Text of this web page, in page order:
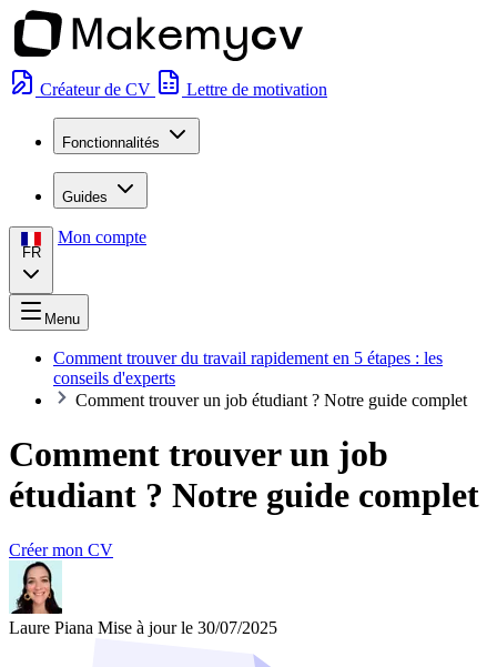
Créateur de CV Lettre de motivation
Fonctionnalités
Guides
FR
Mon compte
Menu
Comment trouver du travail rapidement en 5 étapes : les
conseils d'experts
Comment trouver un job étudiant ? Notre guide complet
Comment trouver un job
étudiant ? Notre guide complet
Créer mon CV
Laure Piana Mise à jour le 30/07/2025